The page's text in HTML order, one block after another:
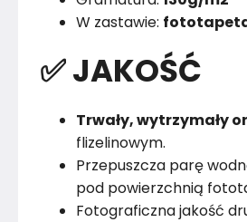
W zastawie:
✅ JAKOŚĆ
Trwały, wytrzymały
flizelinowym.
Przepuszcza parę
pod powierzchnią
Fotograficzna jakość